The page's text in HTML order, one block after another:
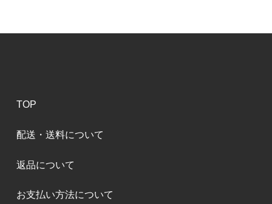
TOP
配送・送料について
返品について
お支払い方法について